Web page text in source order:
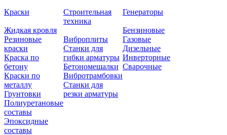
Краски
Жидкая кровля
Резиновые
краски
Краска по
бетону
Краски по
металлу
Грунтовки
Полиуретановые
составы
Эпоксидные
составы
Строительная
техника
Виброплиты
Станки для
гибки арматуры
Бетономешалки
Вибротрамбовки
Станки для
резки арматуры
Генераторы
Бензиновые
Газовые
Дизельные
Инверторные
Сварочные